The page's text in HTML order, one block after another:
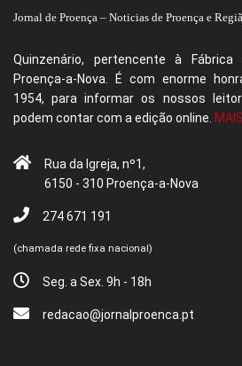
Jornal de Proença – Noticias de Proença e
Quinzenário, pertencente à
Proença-a-Nova. É com enorme
1954, para informar os nossos
podem contar com a edição online.
Rua da Igreja, nº1,
6150 - 310 Proença-a-Nova
274 671 191
(chamada rede fixa nacional)
Seg. a Sex. 9h - 18h
redacao@jornalproenca.pt